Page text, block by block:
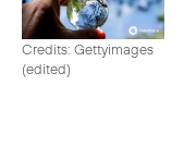
Credits: Gettyimages
(edited)